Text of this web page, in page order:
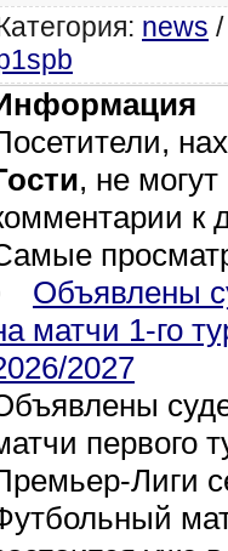
: news
, не
к
Объявлены
матчи 1-го
2027
первого
Лиги